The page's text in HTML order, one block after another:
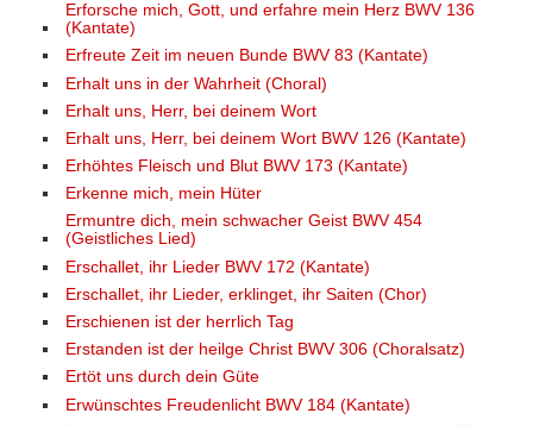
Erforsche mich, Gott, und erfahre mein Herz BWV 136
(Kantate)
Erfreute Zeit im neuen Bunde BWV 83 (Kantate)
Erhalt uns in der Wahrheit (Choral)
Erhalt uns, Herr, bei deinem Wort
Erhalt uns, Herr, bei deinem Wort BWV 126 (Kantate)
Erhöhtes Fleisch und Blut BWV 173 (Kantate)
Erkenne mich, mein Hüter
Ermuntre dich, mein schwacher Geist BWV 454
(Geistliches Lied)
Erschallet, ihr Lieder BWV 172 (Kantate)
Erschallet, ihr Lieder, erklinget, ihr Saiten (Chor)
Erschienen ist der herrlich Tag
Erstanden ist der heilge Christ BWV 306 (Choralsatz)
Ertöt uns durch dein Güte
Erwünschtes Freudenlicht BWV 184 (Kantate)